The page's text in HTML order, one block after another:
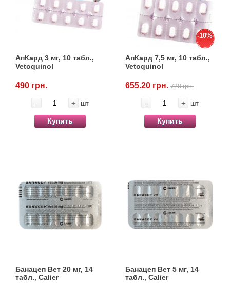
АпКард 3 мг, 10 табл.,
Vetoquinol
490 грн.
- + шт
Купить
-10%
АпКард 7,5 мг, 10 табл.,
Vetoquinol
655.20 грн.728 грн.
- + шт
Купить
Банацеп Вет 20 мг, 14
табл., Calier
Банацеп Вет 5 мг, 14
табл., Calier
Ласощі та корма
Vet Diet Canine Wet - ветеринарные диеты
для собак
Одежда и обувь
Подарочные сертификаты
Товары для голубей
Товары для лошадей